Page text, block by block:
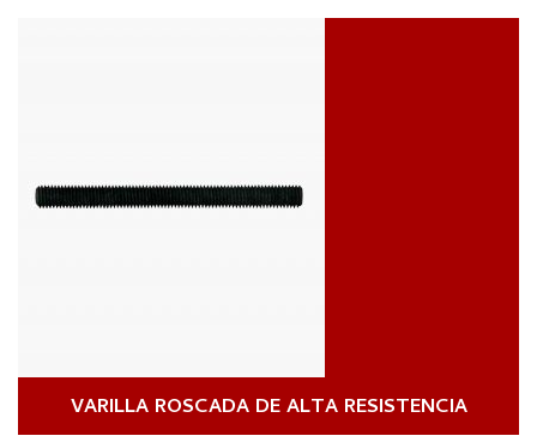
VARILLA ROSCADA DE ALTA RESISTENCIA